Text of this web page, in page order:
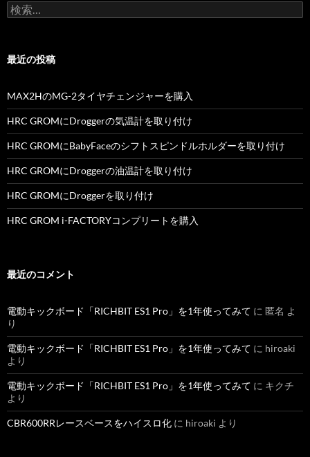
検
索:
最近の投稿
MAX2HのMG-2タイヤチェンジャーを購入
HRC GROMにDroggerの気温計を取り付け
HRC GROMにBabyFaceのシフトスピンドルホルダーを取り付け
HRC GROMにDroggerの油温計を取り付け
HRC GROMにDroggerを取り付け
HRC GROM i-FACTORYコンプリートを購入
最近のコメント
電動キックボード「RICHBIT ES1 Pro」を1年使ってみて に 匿名 よ
り
電動キックボード「RICHBIT ES1 Pro」を1年使ってみて に hiroaki
より
電動キックボード「RICHBIT ES1 Pro」を1年使ってみて に キクチ
より
CBR600RRレースベースをハイスロ化 に hiroaki より